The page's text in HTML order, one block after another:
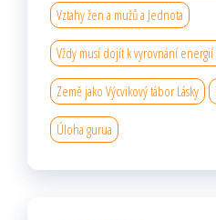
Vztahy žen a mužů a Jednota
Vždy musí dojít k vyrovnání
Země jako Výcvikový tábor Lásky
Úloha gurua